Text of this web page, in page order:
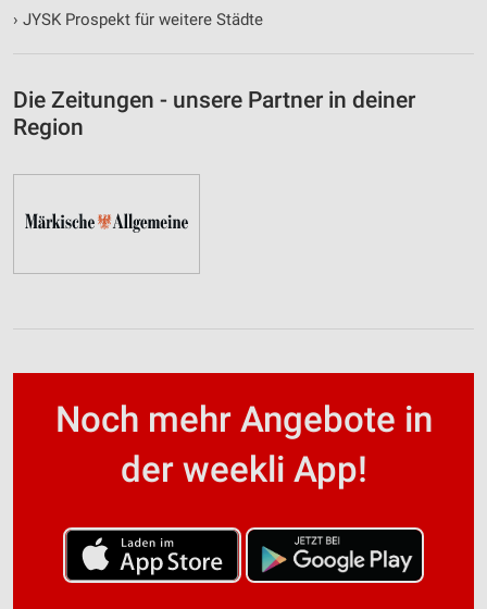
› JYSK Prospekt für weitere Städte
Die Zeitungen - unsere Partner in deiner
Region
Noch mehr Angebote in
der weekli App!